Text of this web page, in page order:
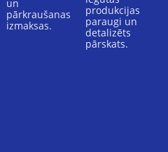
un
pārkraušanas
izmaksas.
produkcijas
paraugi un
detalizēts
pārskats.